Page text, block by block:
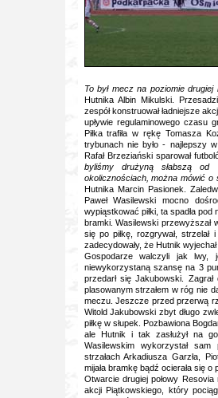
To był mecz na poziomie drugiej
Hutnika Albin Mikulski.
zespół konstruował ładniejsze
upływie regulaminowego czasu
Piłka trafiła w rękę Tomasza
trybunach nie było - najlepszy
Rafał Brzeziański sparował
byliśmy drużyną słabszą
okolicznościach, można mówić
Hutnika Marcin Pasionek.
Paweł Wasilewski mocno
wypiąstkować piłki, ta spadła
bramki. Wasilewski przewyższał
się po piłkę, rozgrywał,
zadecydowały, że Hutnik
Gospodarze walczyli jak lwy,
niewykorzystaną szansę na 3
przedarł się Jakubowski.
plasowanym strzałem w róg nie
meczu. Jeszcze przed przerwą
Witold Jakubowski zbyt długo
piłkę w słupek. Pozbawiona
ale Hutnik i tak zasłużył na
Wasilewskim wykorzystał
strzałach Arkadiusza Garzła,
mijała bramkę bądź ocierała się o
Otwarcie drugiej połowy
akcji Piątkowskiego, który